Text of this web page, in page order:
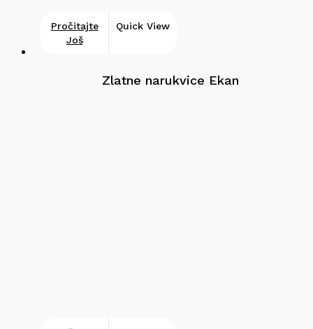
Pročitajte
Još
Quick View
Zlatne narukvice Ekan